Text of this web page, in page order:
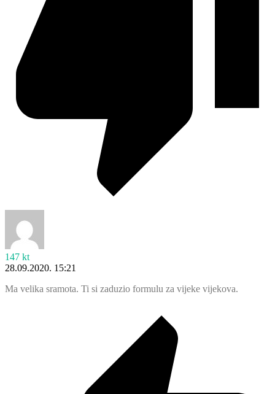
147 kt
28.09.2020. 15:21
Ma velika sramota. Ti si zaduzio formulu za vijeke vijekova.